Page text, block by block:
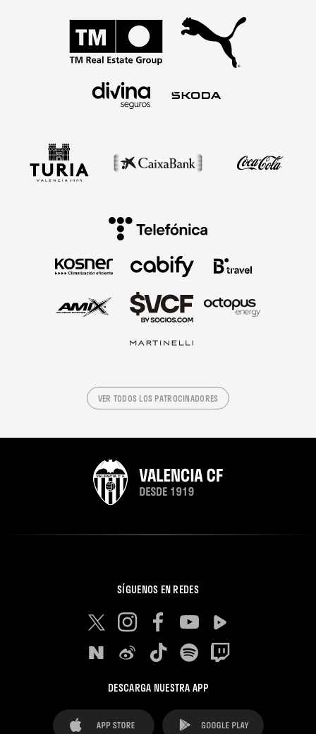
VER TODOS LOS PATROCINADORES
SÍGUENOS EN REDES
DESCARGA NUESTRA APP